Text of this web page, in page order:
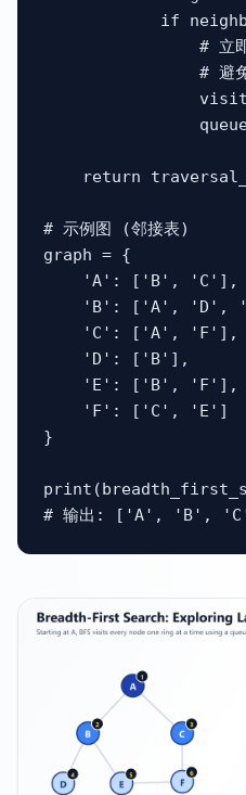
if
# 立即
# 避免
return
# 示例图 (邻接表)
graph = {
    'A': ['B', 'C'],
'B': ['A', 'D',
    'C': ['A', 'F'],
    'D': ['B'],
    'E': ['B', 'F'],
    'F': ['C', 'E']
}
# 输出: ['A', 'B',